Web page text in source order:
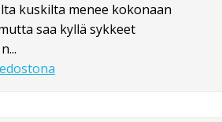
kuskilta menee kokonaan
saa kyllä sykkeet